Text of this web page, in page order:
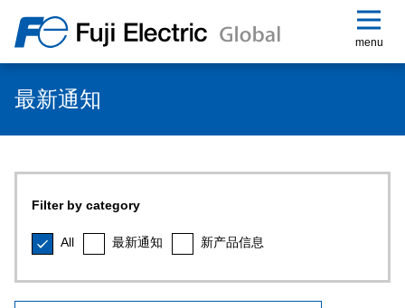
menu
最新通知
Filter by category
All 最新通知 新产品信息